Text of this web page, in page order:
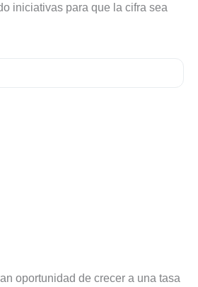
iniciativas para que la cifra sea
oportunidad de crecer a una tasa